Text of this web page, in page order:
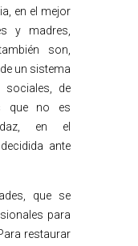
en el mejor
y madres,
son,
un sistema
de
que no es
en el
ante
que se
para
restaurar